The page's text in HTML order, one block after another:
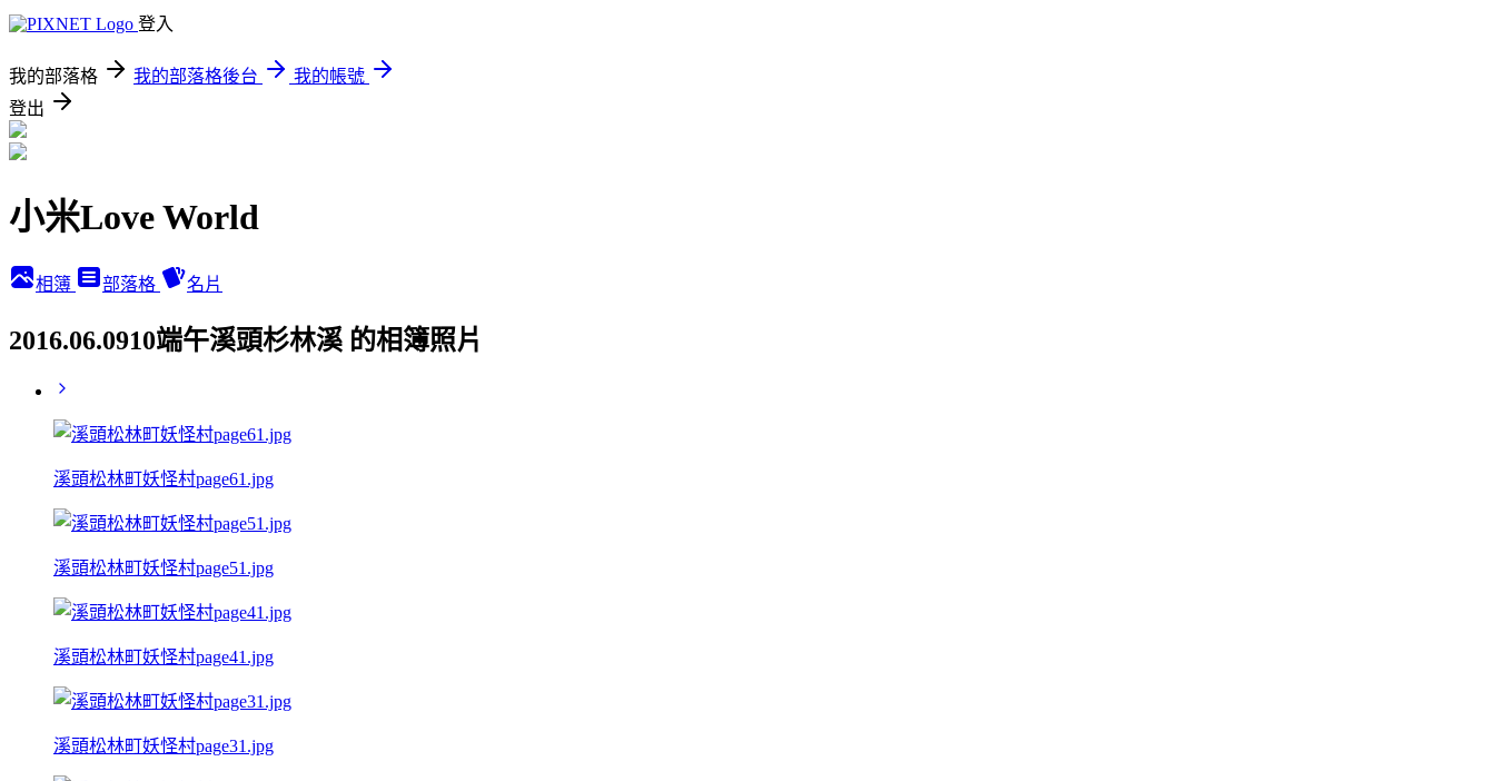
登入
我的部落格 我的部落格後台
我的帳號
登出
小米Love World
相簿 部落格 名片
2016.06.0910端午溪頭杉林溪 的相簿照片
溪頭松林町妖怪村page61.jpg
溪頭松林町妖怪村page51.jpg
溪頭松林町妖怪村page41.jpg
溪頭松林町妖怪村page31.jpg